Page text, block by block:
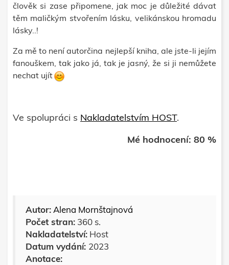
člověk si zase připomene, jak moc je důležité dávat
těm maličkým stvořením lásku, velikánskou hromadu
lásky..!
Za mě to není autorčina nejlepší kniha, ale jste-li jejím
fanouškem, tak jako já, tak je jasný, že si ji nemůžete
nechat ujít
Ve spolupráci s Nakladatelstvím HOST.
Mé hodnocení: 80 %
Autor:Alena Mornštajnová
Počet stran: 360 s.
Nakladatelství: Host
Datum vydání: 2023
Anotace: